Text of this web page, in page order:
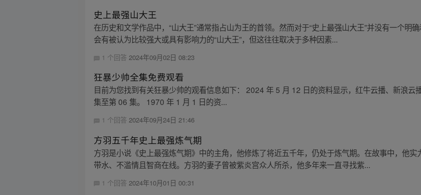
史上最强山大王
在历史和文学作品中，“山大王”通常指占山为王的首领。然而对于“史上最强山大王”并没有一个明
会有被认为比较强大或具有影响力的“山大王”，但这往往取决于多种因素...
1 个回答2024年09月02日 08:23
狂暴少帅全集免费观看
目前为您找到有关狂暴少帅的观看信息如下： 2024 年 5 月 12 日的资料显示，红牛云播、新浪云
集至第 06 集。 1970 年 1 月 1 日的资...
1 个回答2024年09月24日 21:46
方羽五千年史上最强炼气期
方羽是小说《史上最强炼气期》中的主角，他修炼了将近五千年，仍处于炼气期。在故事中，他
带水、不滥情且智商在线。方羽的妻子曾被紫炎宫众人所杀，他多年来一直寻找紫...
1 个回答 2024年10月01日 00:31